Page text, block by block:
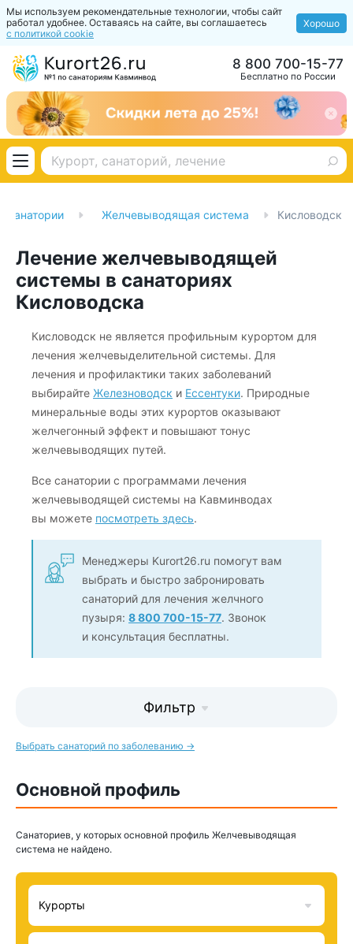
Мы используем рекомендательные технологии, чтобы сайт
работал удобнее. Оставаясь на сайте, вы соглашаетесь
с политикой cookie
Хорошо
Бесплатно по России
8 800 700-15-77
Санатории Желчевыводящая система Кисловодск
Лечение желчевыводящей
системы в санаториях
Кисловодска
Кисловодск не является профильным курортом для
лечения желчевыделительной системы. Для
лечения и профилактики таких заболеваний
выбирайте Железноводск и Ессентуки. Природные
минеральные воды этих курортов оказывают
желчегонный эффект и повышают тонус
желчевыводящих путей.
Все санатории с программами лечения
желчевыводящей системы на Кавминводах
вы можете посмотреть здесь.
Менеджеры Kurort26.ru помогут вам
выбрать и быстро забронировать
санаторий для лечения желчного
пузыря: 8 800 700-15-77. Звонок
и консультация бесплатны.
Фильтр
Выбрать санаторий по заболеванию →
Основной профиль
Санаториев, у которых основной профиль Желчевыводящая
система не найдено.
Курорты